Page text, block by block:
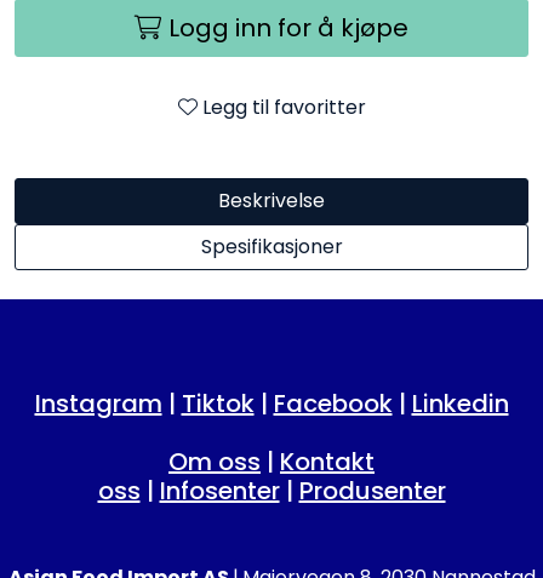
Logg inn for å kjøpe
Legg til favoritter
Beskrivelse
Spesifikasjoner
Instagram | Tiktok| Facebook| Linkedin
Om oss | Kontakt
oss | Infosenter| Produsenter